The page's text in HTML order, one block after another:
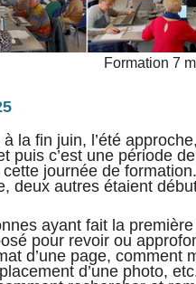
Formation 7
la fin juin, l’été
puis c’est une période
journée de
deux autres étaient
ayant fait la
pour revoir ou
d’une page, comment
d’une photo,